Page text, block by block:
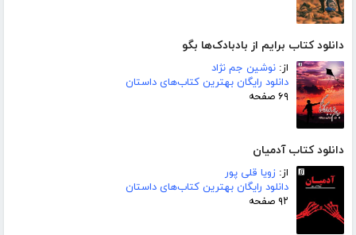
دانلود کتاب برایم از بادبادک‌ها بگو
از: نوشین جم نژاد
دانلود رایگان بهترین کتاب‌های داستان
۶۹ صفحه
دانلود کتاب آدمیان
از: زویا قلی پور
دانلود رایگان بهترین کتاب‌های داستان
۹۲ صفحه